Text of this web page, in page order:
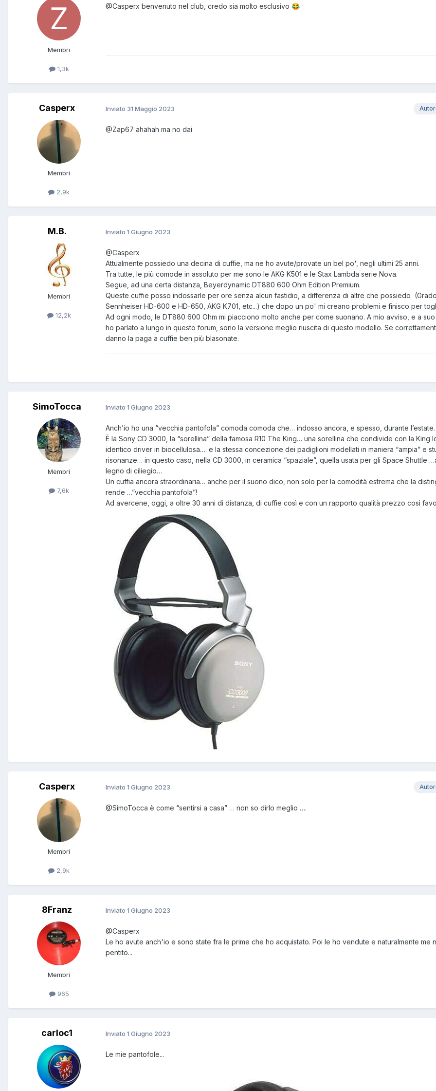
Membri
1,3k
@Casperx benvenuto nel club, credo sia molto esclusivo 😂
Casperx
Membri
2,9k
Inviato 31 Maggio 2023
@Zap67 ahahah ma no dai
M.B.
Membri
12,2k
Inviato 1 Giugno 2023
@Casperx
Attualmente possiedo una decina di cuffie, ma ne ho avute/provate un bel po', negli ultimi 25 anni.
Tra tutte, le più comode in assoluto per me sono le AKG K501 e le Stax Lambda serie Nova.
Segue, ad una certa distanza, Beyerdynamic DT880 600 Ohm Edition Premium.
Queste cuffie posso indossarle per ore senza alcun fastidio, a differenza di altre che possiedo
Sennheiser HD-600 e HD-650, AKG K701, etc...) che dopo un po' mi creano problemi e finisco per
Ad ogni modo, le DT880 600 Ohm mi piacciono molto anche per come suonano. A mio avviso, e a
ho parlato a lungo in questo forum, sono la versione meglio riuscita di questo modello. Se
danno la paga a cuffie ben più blasonate.
SimoTocca
Membri
7,6k
Inviato 1 Giugno 2023
Anch’io ho una “vecchia pantofola” comoda comoda che… indosso ancora, e spesso, durante l’estate.
È la Sony CD 3000, la “sorellina” della famosa R10 The King… una sorellina che condivide con la King
identico driver in biocellulosa…. e la stessa concezione dei padiglioni modellati in maniera “ampia” e
risonanze… in questo caso, nella CD 3000, in ceramica “spaziale”, quella usata per gli Space Shuttle
legno di ciliegio…
Un cuffia ancora straordinaria… anche per il suono dico, non solo per la comodità estrema che la
rende …”vecchia pantofola”!
Ad avercene, oggi, a oltre 30 anni di distanza, di cuffie così e con un rapporto qualità prezzo così
Casperx
Membri
2,9k
Inviato 1 Giugno 2023
@SimoTocca è come “sentirsi a casa” … non so dirlo meglio ….
8Franz
Membri
965
Inviato 1 Giugno 2023
@Casperx
Le ho avute anch'io e sono state fra le prime che ho acquistato. Poi le ho vendute e naturalmente me
pentito...
carloc1 Inviato 1 Giugno 2023
Le mie pantofole...